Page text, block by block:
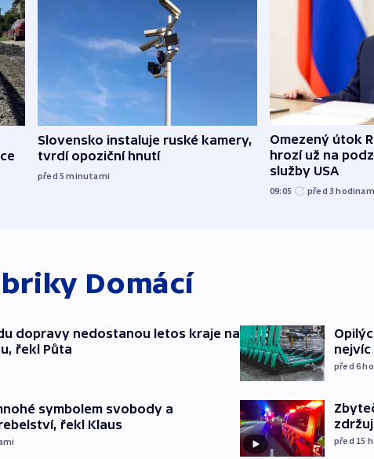
Slovensko instaluje ruské kamery,
tvrdí opoziční hnutí
před 5minutami
Omezený útok
hrozí už na
služby USA
09:05 před 3
Domácí
dopravy nedostanou letos kraje na
řekl Půta
symbolem svobody a
řekl Klaus
nejvíc
před 6
před 15